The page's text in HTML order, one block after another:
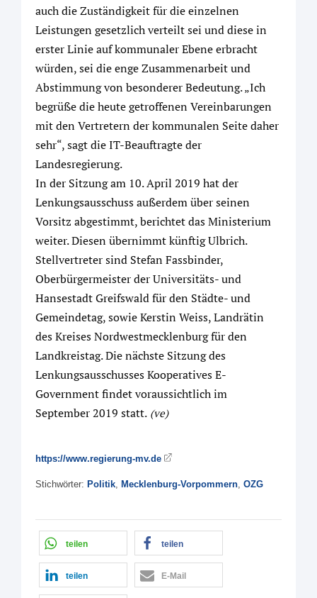
auch die Zuständigkeit für die einzelnen
Leistungen gesetzlich verteilt sei und diese in
erster Linie auf kommunaler Ebene erbracht
würden, sei die enge Zusammenarbeit und
Abstimmung von besonderer Bedeutung. „Ich
begrüße die heute getroffenen Vereinbarungen
mit den Vertretern der kommunalen Seite daher
sehr“, sagt die IT-Beauftragte der
Landesregierung.
In der Sitzung am 10. April 2019 hat der
Lenkungsausschuss außerdem über seinen
Vorsitz abgestimmt, berichtet das Ministerium
weiter. Diesen übernimmt künftig Ulbrich.
Stellvertreter sind Stefan Fassbinder,
Oberbürgermeister der Universitäts- und
Hansestadt Greifswald für den Städte- und
Gemeindetag, sowie Kerstin Weiss, Landrätin
des Kreises Nordwestmecklenburg für den
Landkreistag. Die nächste Sitzung des
Lenkungsausschusses Kooperatives E-
Government findet voraussichtlich im
September 2019 statt. (ve)
https://www.regierung-mv.de
Stichwörter: Politik Mecklenburg-Vorpommern OZG
teilen teilen
teilen E-Mail